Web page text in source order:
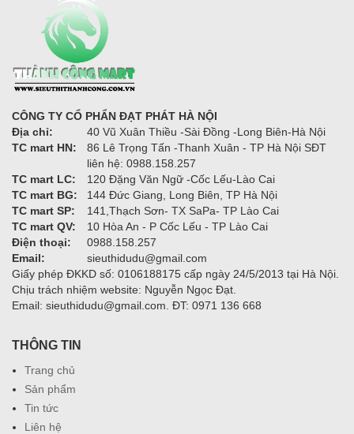
CÔNG TY CỔ PHẨN ĐẠT PHÁT HÀ NỘI
Địa chỉ:
40 Vũ Xuân Thiều -Sài Đồng -Long Biên-Hà Nội
TC mart HN:
86 Lê Trọng Tấn -Thanh Xuân - TP Hà Nội SĐT
liên hệ: 0988.158.257
TC mart LC:
120 Đặng Văn Ngữ -Cốc Lếu-Lào Cai
TC mart BG:
144 Đức Giang, Long Biên, TP Hà Nội
TC mart SP:
141,Thạch Sơn- TX SaPa- TP Lào Cai
TC mart QV:
10 Hòa An - P Cốc Lếu - TP Lào Cai
Điện thoại:
0988.158.257
Email:
sieuthidudu@gmail.com
Giấy phép ĐKKD số: 0106188175 cấp ngày 24/5/2013 tại Hà Nội.
Chịu trách nhiệm website: Nguyễn Ngọc Đạt.
Email: sieuthidudu@gmail.com. ĐT: 0971 136 668
THÔNG TIN
Trang chủ
Sản phẩm
Tin tức
Liên hệ